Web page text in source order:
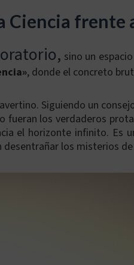
Ciencia frente
sino un espacio
, donde el concreto
Siguiendo un
fueran los verdaderos
el horizonte infinito. Es
los misterios